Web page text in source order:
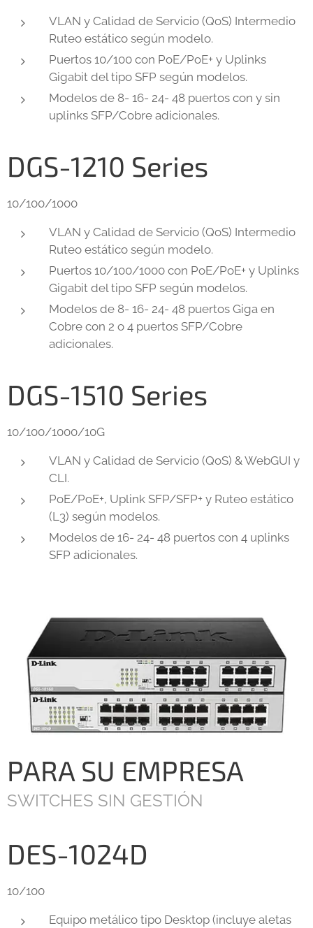
VLAN y Calidad de Servicio (QoS) Intermedio
Ruteo estático según modelo.
Puertos 10/100 con PoE/PoE+ y Uplinks
Gigabit del tipo SFP según modelos.
Modelos de 8- 16- 24- 48 puertos con y sin
uplinks SFP/Cobre adicionales.
DGS-1210 Series
10/100/1000
VLAN y Calidad de Servicio (QoS) Intermedio
Ruteo estático según modelo.
Puertos 10/100/1000 con PoE/PoE+ y Uplinks
Gigabit del tipo SFP según modelos.
Modelos de 8- 16- 24- 48 puertos Giga en
Cobre con 2 o 4 puertos SFP/Cobre
adicionales.
DGS-1510 Series
10/100/1000/10G
VLAN y Calidad de Servicio (QoS) & WebGUI y
CLI.
PoE/PoE+, Uplink SFP/SFP+ y Ruteo estático
(L3) según modelos.
Modelos de 16- 24- 48 puertos con 4 uplinks
SFP adicionales.
PARA SU EMPRESA
SWITCHES SIN GESTIÓN
DES-1024D
10/100
Equipo metálico tipo Desktop (incluye aletas